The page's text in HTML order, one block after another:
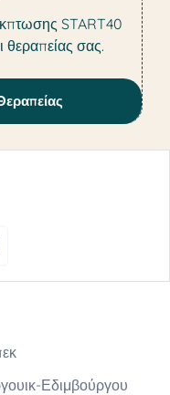
START40
θεραπείας σας.
Εδιμβούργου